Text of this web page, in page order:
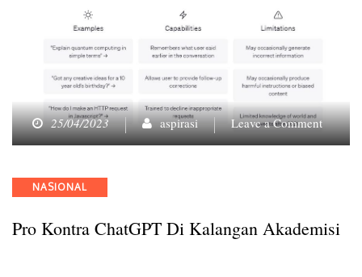
25/04/2023 aspirasi Leave a Commenton
Pro
Categories
NASIONAL
Pro Kontra ChatGPT Di Kalangan Akademisi